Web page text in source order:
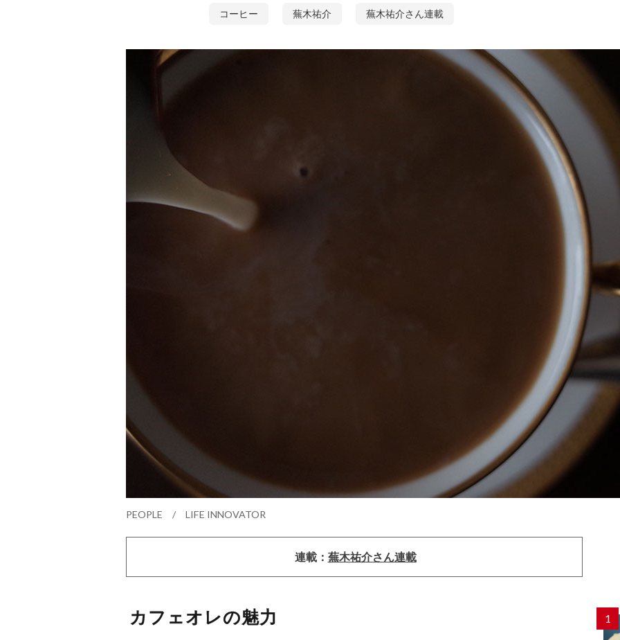
コーヒー 蕪木祐介 蕪木祐介さん連載
PEOPLE / LIFE INNOVATOR
連載： 蕪木祐介さん連載
カフェオレの魅力 1